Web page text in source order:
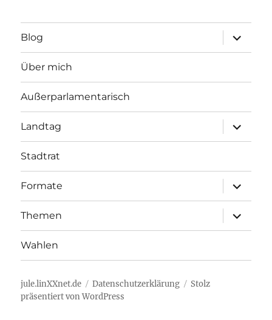
Blog
öffnen
Über mich
Außerparlamentarisch
Landtag
öffnen
Stadtrat
Formate
öffnen
Themen
öffnen
Wahlen
jule.linXXnet.de Datenschutzerklärung
Stolz
präsentiert von WordPress